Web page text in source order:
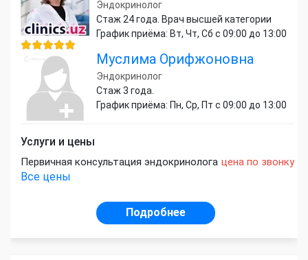
Эндокринолог
Стаж 24 года. Врач высшей категории
График приёма: Вт, Чт, Сб с 09:00 до 13:00
Муслима Орифжоновна
Эндокринолог
Стаж 3 года.
График приёма: Пн, Ср, Пт с 09:00 до 13:00
Услуги и цены
Первичная консультация эндокринолога цена по звонку
Все цены
Подробнее